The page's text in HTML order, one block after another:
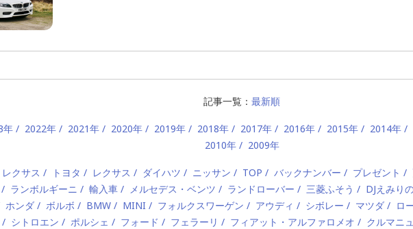
記事一覧： 最新順
年 2022年 2021年 2020年 2019年 2018年 2017年 2016年 2015年 2014年
2010年
2009年
レクサス トヨタ レクサス ダイハツ ニッサン TOP バックナンバー プレゼント
ランボルギーニ 輸入車 メルセデス・ベンツ ランドローバー 三菱ふそう DJえみり
ホンダ ボルボ BMW MINI フォルクスワーゲン アウディ シボレー マツダ ロ
シトロエン ポルシェ フォード フェラーリ フィアット・アルファロメオ クルマニ